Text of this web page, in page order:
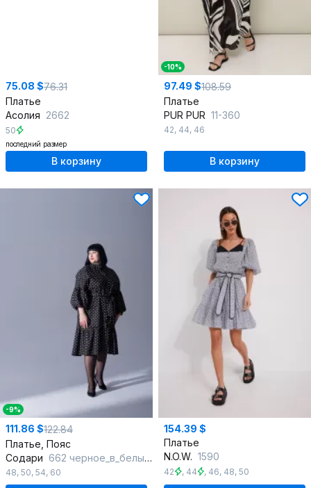
75.08 $76.31
Платье
Асолия 2662
50
последний размер
В корзину
-10%
97.49 $108.59
Платье
PUR PUR 11-360
42, 44, 46
В корзину
-9%
111.86 $122.84
Платье, Пояс
Содари 662 черное_в_белый_горошек
48, 50, 54, 60
154.39 $
Платье
N.O.W. 1590
42 , 44 , 46, 48, 50